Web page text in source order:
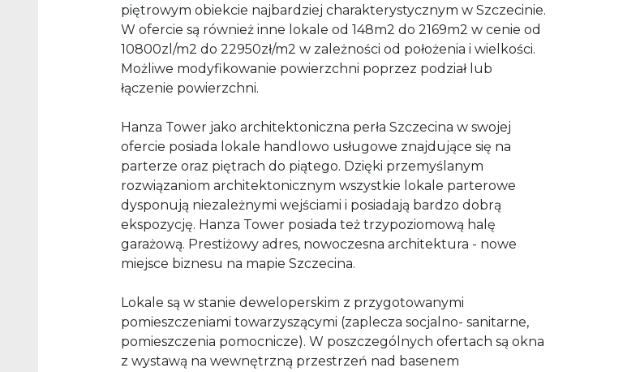
piętrowym obiekcie najbardziej charakterystycznym w Szczecinie.
W ofercie są również inne lokale od 148m2 do 2169m2 w cenie od
10800zl/m2 do 22950zł/m2 w zależności od położenia i wielkości.
Możliwe modyfikowanie powierzchni poprzez podział lub
łączenie powierzchni.
Hanza Tower jako architektoniczna perła Szczecina w swojej
ofercie posiada lokale handlowo usługowe znajdujące się na
parterze oraz piętrach do piątego. Dzięki przemyślanym
rozwiązaniom architektonicznym wszystkie lokale parterowe
dysponują niezależnymi wejściami i posiadają bardzo dobrą
ekspozycję. Hanza Tower posiada też trzypoziomową halę
garażową. Prestiżowy adres, nowoczesna architektura - nowe
miejsce biznesu na mapie Szczecina.
Lokale są w stanie deweloperskim z przygotowanymi
pomieszczeniami towarzyszącymi (zaplecza socjalno- sanitarne,
pomieszczenia pomocnicze). W poszczególnych ofertach są okna
z wystawą na wewnętrzną przestrzeń nad basenem